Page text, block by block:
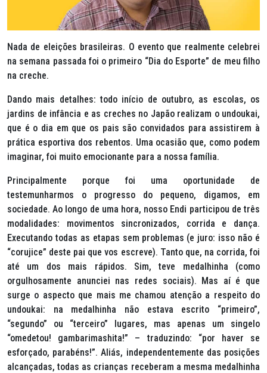
Nada de eleições brasileiras. O evento que realmente celebrei
na semana passada foi o primeiro “Dia do Esporte” de meu filho
na creche.
Dando mais detalhes: todo início de outubro, as escolas, os
jardins de infância e as creches no Japão realizam o undoukai,
que é o dia em que os pais são convidados para assistirem à
prática esportiva dos rebentos. Uma ocasião que, como podem
imaginar, foi muito emocionante para a nossa família.
Principalmente porque foi uma oportunidade de
testemunharmos o progresso do pequeno, digamos, em
sociedade. Ao longo de uma hora, nosso Endi participou de três
modalidades: movimentos sincronizados, corrida e dança.
Executando todas as etapas sem problemas (e juro: isso não é
“corujice” deste pai que vos escreve). Tanto que, na corrida, foi
até um dos mais rápidos. Sim, teve medalhinha (como
orgulhosamente anunciei nas redes sociais). Mas aí é que
surge o aspecto que mais me chamou atenção a respeito do
undoukai: na medalhinha não estava escrito “primeiro”,
“segundo” ou “terceiro” lugares, mas apenas um singelo
“omedetou! gambarimashita!” – traduzindo: “por haver se
esforçado, parabéns!”. Aliás, independentemente das posições
alcançadas, todas as crianças receberam a mesma medalhinha